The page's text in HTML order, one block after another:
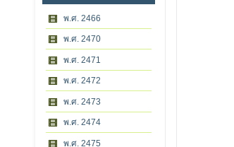
พ.ศ. 2466
พ.ศ. 2470
พ.ศ. 2471
พ.ศ. 2472
พ.ศ. 2473
พ.ศ. 2474
พ.ศ. 2475